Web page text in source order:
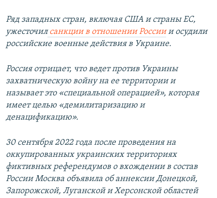
Ряд западных стран, включая США и страны ЕС,
ужесточилсанкции в отношении Россиии осудили
российские военные действия в Украине.
Россия отрицает, что ведет против Украины
захватническую войну на ее территории и
называет это «специальной операцией», которая
имеет целью «демилитаризацию и
денацификацию».
30 сентября 2022 года после проведения на
оккупированных украинских территориях
фиктивных референдумов о вхождении в состав
России Москва объявила об аннексии Донецкой,
Запорожской, Луганской и Херсонской областей